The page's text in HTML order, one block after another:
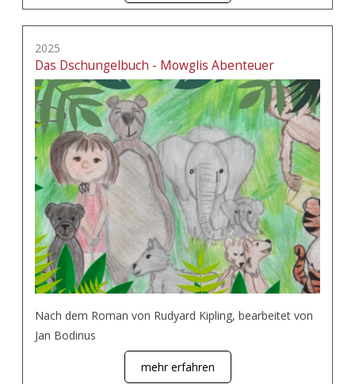
2025
Das Dschungelbuch - Mowglis Abenteuer
Nach dem Roman von Rudyard Kipling, bearbeitet von
Jan Bodinus
mehr erfahren